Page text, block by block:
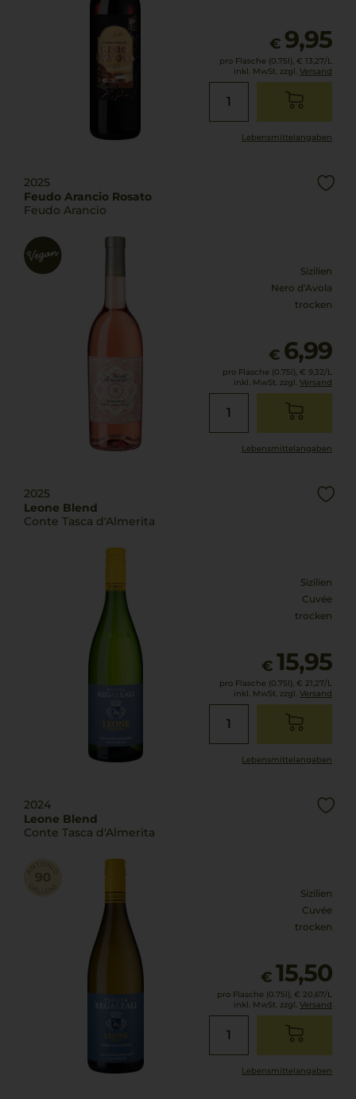
€ 9,95
pro Flasche (0.75l), € 13,27/L
inkl. MwSt. zzgl. Versand
Lebensmittel­angaben
2025
Feudo Arancio Rosato
Feudo Arancio
Sizilien
Nero d'Avola
trocken
€ 6,99
pro Flasche (0.75l), € 9,32/L
inkl. MwSt. zzgl. Versand
Lebensmittel­angaben
2025
Leone Blend
Conte Tasca d'Almerita
Sizilien
Cuvée
trocken
€ 15,95
pro Flasche (0.75l), € 21,27/L
inkl. MwSt. zzgl. Versand
Lebensmittel­angaben
2024
Leone Blend
Conte Tasca d'Almerita
Sizilien
Cuvée
trocken
€ 15,50
pro Flasche (0.75l), € 20,67/L
inkl. MwSt. zzgl. Versand
Lebensmittel­angaben